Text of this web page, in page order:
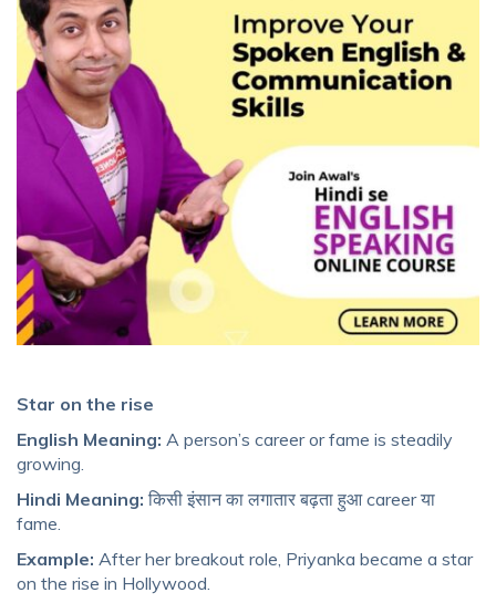
Star on the rise
English Meaning: A person’s career or fame is steadily
growing.
Hindi Meaning: किसी इंसान का लगातार बढ़ता हुआ career या
fame.
Example: After her breakout role, Priyanka became a star
on the rise in Hollywood.